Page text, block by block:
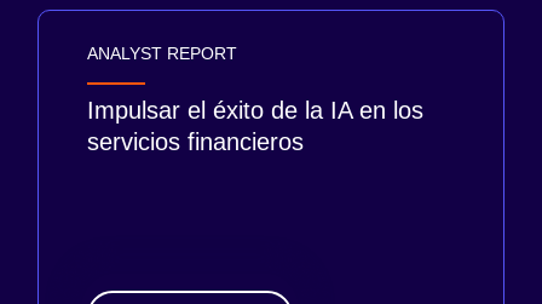
ANALYST REPORT
Impulsar el éxito de la IA en los
servicios financieros